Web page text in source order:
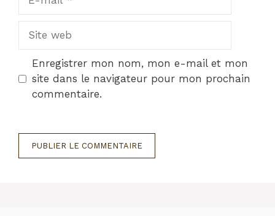
Site
Enregistrer mon nom, mon e-mail et mon
site dans le navigateur pour mon prochain
commentaire.